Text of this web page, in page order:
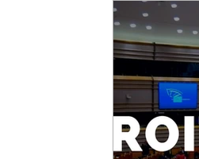
Votre